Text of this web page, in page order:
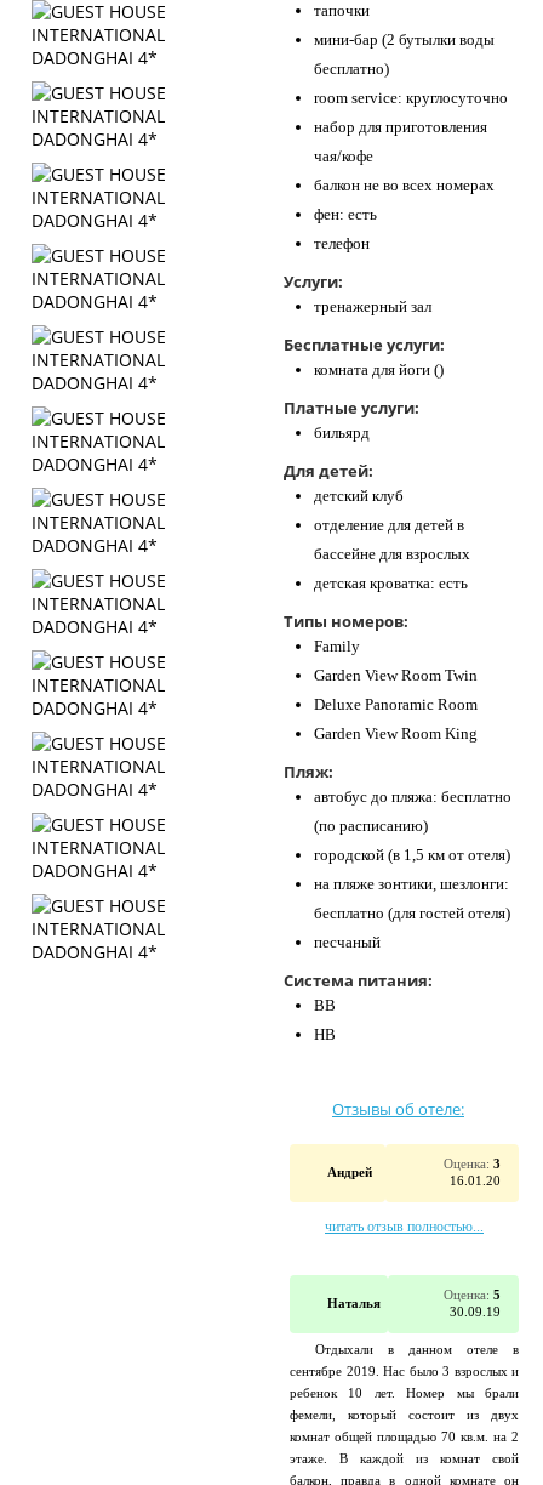
тапочки
мини-бар (2 бутылки воды
бесплатно)
room service: круглосуточно
набор для приготовления
чая/кофе
балкон не во всех номерах
фен: есть
телефон
Услуги:
тренажерный зал
Бесплатные услуги:
комната для йоги ()
Платные услуги:
бильярд
Для детей:
детский клуб
отделение для детей в
бассейне для взрослых
детская кроватка: есть
Типы номеров:
Family
Garden View Room Twin
Deluxe Panoramic Room
Garden View Room King
Пляж:
автобус до пляжа: бесплатно
(по расписанию)
городской (в 1,5 км от отеля)
на пляже зонтики, шезлонги:
бесплатно (для гостей отеля)
песчаный
Система питания:
BB
HB
Отзывы об отеле:
Андрей
Оценка: 3
16.01.20
читать отзыв полностью...
Наталья
Оценка: 5
30.09.19
Отдыхали в данном отеле в
сентябре 2019. Нас было 3 взрослых и
ребенок 10 лет. Номер мы брали
фемели, который состоит из двух
комнат общей площадью 70 кв.м. на 2
этаже. В каждой из комнат свой
балкон, правда в одной комнате он